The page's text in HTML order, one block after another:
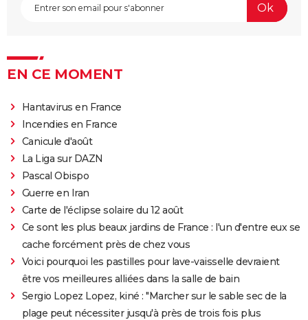
EN CE MOMENT
Hantavirus en France
Incendies en France
Canicule d'août
La Liga sur DAZN
Pascal Obispo
Guerre en Iran
Carte de l'éclipse solaire du 12 août
Ce sont les plus beaux jardins de France : l'un d'entre eux se
cache forcément près de chez vous
Voici pourquoi les pastilles pour lave-vaisselle devraient
être vos meilleures alliées dans la salle de bain
Sergio Lopez Lopez, kiné : "Marcher sur le sable sec de la
plage peut nécessiter jusqu'à près de trois fois plus